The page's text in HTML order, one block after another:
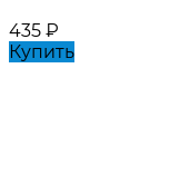
435 ₽
Купить